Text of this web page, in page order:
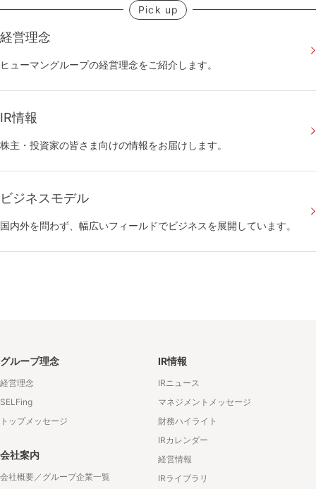
Pick up
経営理念
ヒューマングループの経営理念をご紹介します。
IR情報
株主・投資家の皆さま向けの情報をお届けします。
ビジネスモデル
国内外を問わず、幅広いフィールドでビジネスを展開しています。
グループ理念
経営理念
SELFing
トップメッセージ
会社案内
会社概要／グループ企業一覧
IR情報
IRニュース
マネジメントメッセージ
財務ハイライト
IRカレンダー
経営情報
IRライブラリ